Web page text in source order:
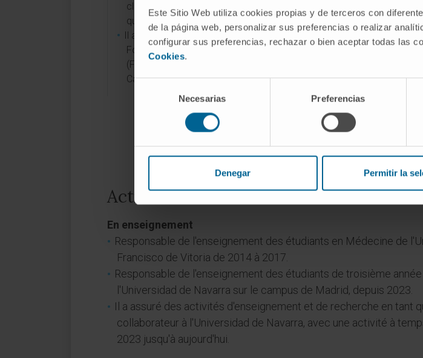
Este Sitio Web utiliza cookies propias y de terceros con
de la página web, personalizar sus preferencias o realizar
configurar sus preferencias, rechazar o bien aceptar todas las
Cookies.
Selección
consentimiento
Necesarias Preferencias
Denegar Permitir la
cliniques menés à la CUN en tant
qu'investigateur associé.
Il a collaboré à plusieurs projets du
Fondo de Investigaciones Sanitarias
(FIS) promus par l'Instituto de Salud
Carlos III.
protonthérapie.
Étude par IRM de la
Activité
En enseignement
Responsable de l'enseignement des étudiants en Médecine de
Francisco de Vitoria de 2014 à 2017.
Responsable de l'enseignement des étudiants de troisième
l'Universidad de Navarra sur le campus de Madrid, depuis 2023.
Il a assuré des activités d'enseignement et de recherche en tant
collaborateur à l'Universidad de Navarra, avec une activité à
2023 jusqu'à aujourd'hui.